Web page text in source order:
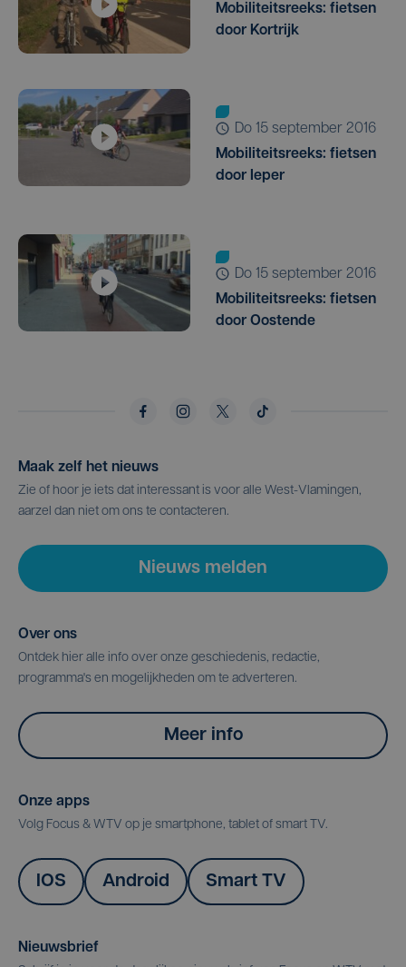
Mobiliteitsreeks: fietsen
door Kortrijk
do 15 september 2016
Mobiliteitsreeks: fietsen
door Ieper
do 15 september 2016
Mobiliteitsreeks: fietsen
door Oostende
Maak zelf het nieuws
Zie of hoor je iets dat interessant is voor alle West-Vlamingen,
aarzel dan niet om ons te contacteren.
Nieuws melden
Over ons
Ontdek hier alle info over onze geschiedenis, redactie,
programma's en mogelijkheden om te adverteren.
Meer info
Onze apps
Volg Focus & WTV op je smartphone, tablet of smart TV.
IOS Android Smart TV
Nieuwsbrief